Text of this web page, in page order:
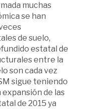
muchas
se han
de suelo,
estatal de
entre la
son cada vez
sigue teniendo
de las
de 2015 ya